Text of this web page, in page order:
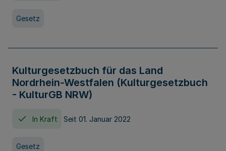
Gesetz
Kulturgesetzbuch für das Land
Nordrhein-Westfalen (Kulturgesetzbuch
- KulturGB NRW)
In Kraft Seit 01. Januar 2022
Gesetz